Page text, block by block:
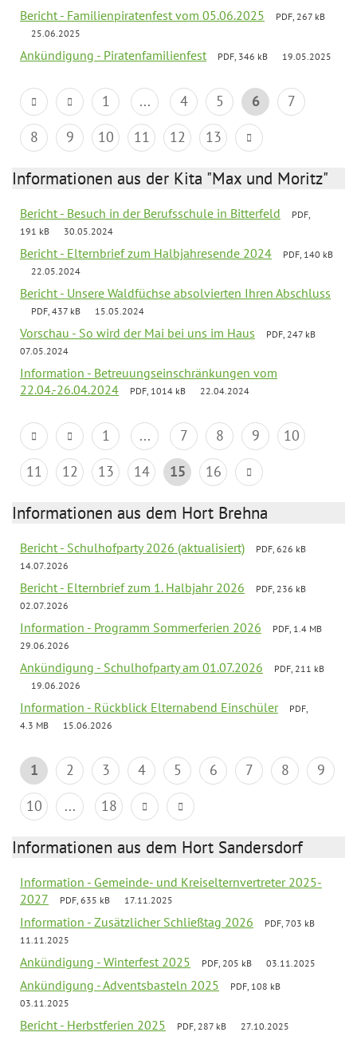
Bericht - Familienpiratenfest vom 05.06.2025
PDF, 267 kB
25.06.2025
Ankündigung - Piratenfamilienfest PDF, 346 kB 19.05.2025
1 ... 4 5 6
7
8
9 10 11 12 13
Informationen aus der Kita "Max und Moritz"
Bericht - Besuch in der Berufsschule in Bitterfeld
PDF,
191 kB
30.05.2024
Bericht - Elternbrief zum Halbjahresende 2024
PDF, 140 kB
22.05.2024
Bericht - Unsere Waldfüchse absolvierten Ihren Abschluss
PDF, 437 kB 15.05.2024
Vorschau - So wird der Mai bei uns im Haus
PDF, 247 kB
07.05.2024
Information - Betreuungseinschränkungen vom
22.04.-26.04.2024
PDF, 1014 kB 22.04.2024
1 ... 7 8 9
10
11
12 13 14 15 16
Informationen aus dem Hort Brehna
Bericht - Schulhofparty 2026 (aktualisiert)
PDF, 626 kB
14.07.2026
Bericht - Elternbrief zum 1. Halbjahr 2026
PDF, 236 kB
02.07.2026
Information - Programm Sommerferien 2026
PDF, 1.4 MB
29.06.2026
Ankündigung - Schulhofparty am 01.07.2026
PDF, 211 kB
19.06.2026
Information - Rückblick Elternabend Einschüler
PDF,
4.3 MB
15.06.2026
1 2 3 4 5 6 7 8
9
10
... 18
Informationen aus dem Hort Sandersdorf
Information - Gemeinde- und Kreiselternvertreter 2025-
2027
PDF, 635 kB 17.11.2025
Information - Zusätzlicher Schließtag 2026
PDF, 703 kB
11.11.2025
Ankündigung - Winterfest 2025 PDF, 205 kB 03.11.2025
Ankündigung - Adventsbasteln 2025
PDF, 108 kB
03.11.2025
Bericht - Herbstferien 2025 PDF, 287 kB 27.10.2025